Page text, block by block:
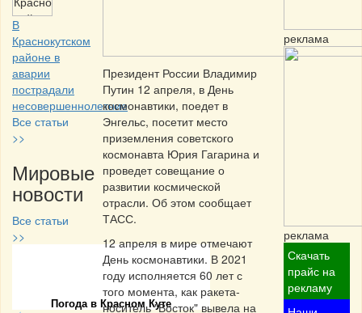
В
Краснокутском
районе в
аварии
пострадали
несовершеннолетние
Все статьи
>>
Мировые
новости
Все статьи
>>
Частная реклама
Погода в Красном Куте
Президент России Владимир
Путин 12 апреля, в День
космонавтики, поедет в
Энгельс, посетит место
приземления советского
космонавта Юрия Гагарина и
проведет совещание о
развитии космической
отрасли. Об этом сообщает
ТАСС.
12 апреля в мире отмечают
День космонавтики. В 2021
году исполняется 60 лет с
того момента, как ракета-
носитель "Восток" вывела на
реклама
реклама
Скачать
прайс на
рекламу